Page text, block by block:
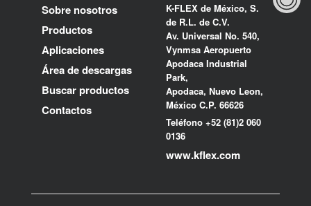
Sobre nosotros
Productos
Aplicaciones
Área de descargas
Buscar productos
Contactos
K-FLEX de México, S.
de R.L. de C.V.
Av. Universal No. 540,
Vynmsa Aeropuerto
Apodaca Industrial
Park,
Apodaca, Nuevo Leon,
México C.P. 66626
Teléfono +52 (81)2 060
0136
www.kflex.com